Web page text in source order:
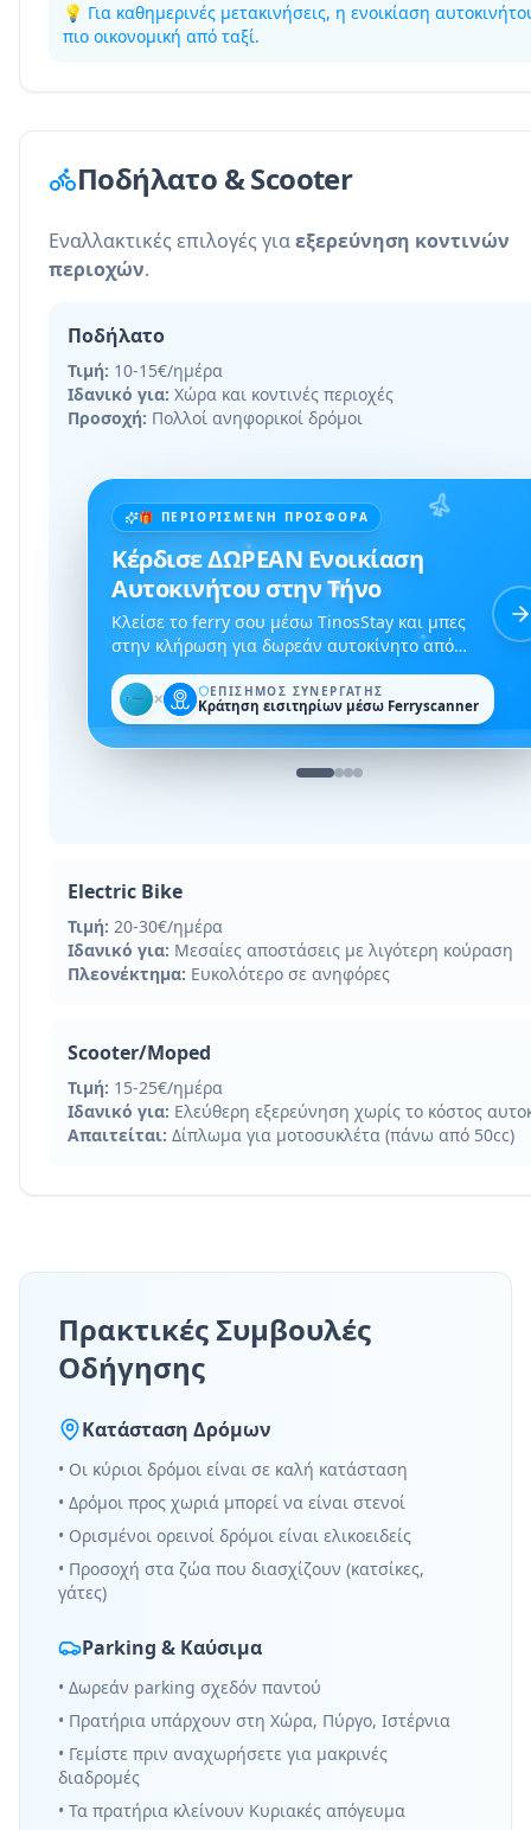
💡 Για καθημερινές μετακινήσεις, η ενοικίαση
πιο οικονομική από ταξί.
Ποδήλατο & Scooter
Εναλλακτικές επιλογές γιαεξερεύνηση κοντινών
περιοχών.
Ποδήλατο
Τιμή: 10-15€/ημέρα
Ιδανικό για: Χώρα και κοντινές περιοχές
Προσοχή: Πολλοί ανηφορικοί δρόμοι
🎁 ΠΕΡΙΟΡΙΣΜΈΝΗ ΠΡΟΣΦΟΡΆ
Κέρδισε ΔΩΡΕΑΝ Ενοικίαση
Αυτοκινήτου στην Τήνο
Κλείσε το ferry σου μέσω TinosStay και μπες
στην κλήρωση για δωρεάν αυτοκίνητο από
Dromos Rent a Car.
✕ ΕΠΊΣΗΜΟΣ ΣΥΝΕΡΓΆΤΗΣ
Κράτηση εισιτηρίων μέσω Ferryscanner
Electric Bike
Τιμή: 20-30€/ημέρα
Ιδανικό για: Μεσαίες αποστάσεις με λιγότερη κούραση
Πλεονέκτημα: Ευκολότερο σε ανηφόρες
Scooter/Moped
Τιμή: 15-25€/ημέρα
Ιδανικό για: Ελεύθερη εξερεύνηση χωρίς το κόστος
Απαιτείται: Δίπλωμα για μοτοσυκλέτα (πάνω από 50cc)
Πρακτικές Συμβουλές
Οδήγησης
Κατάσταση Δρόμων
• Οι κύριοι δρόμοι είναι σε καλή κατάσταση
• Δρόμοι προς χωριά μπορεί να είναι στενοί
• Ορισμένοι ορεινοί δρόμοι είναι ελικοειδείς
• Προσοχή στα ζώα που διασχίζουν (κατσίκες,
γάτες)
Parking & Καύσιμα
• Δωρεάν parking σχεδόν παντού
• Πρατήρια υπάρχουν στη Χώρα, Πύργο, Ιστέρνια
• Γεμίστε πριν αναχωρήσετε για μακρινές
διαδρομές
• Τα πρατήρια κλείνουν Κυριακές απόγευμα